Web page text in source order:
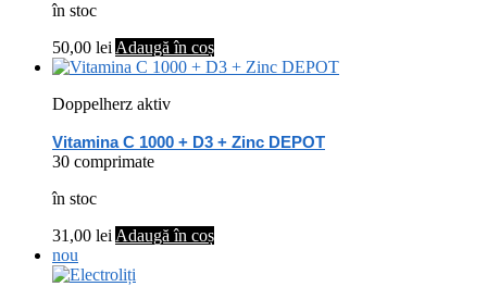
în stoc
50,00 lei Adaugă în coș
Doppelherz aktiv
Vitamina C 1000 + D3 + Zinc DEPOT
30 comprimate
în stoc
31,00 lei Adaugă în coș
nou